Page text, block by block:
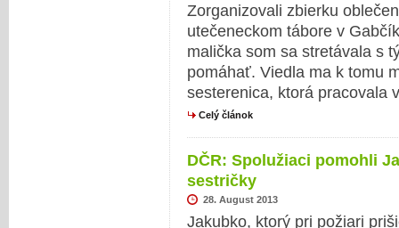
Zorganizovali zbierku
utečeneckom tábore v
malička som sa stretávala s
pomáhať. Viedla ma k tomu
sesterenica, ktorá pracovala
Celý článok
DČR: Spolužiaci pomohli
sestričky
28. August 2013
Jakubko, ktorý pri požiari